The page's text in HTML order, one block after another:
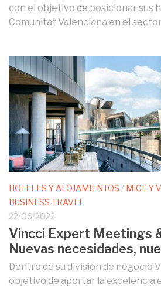
con el objetivo de posicionar sus
Comunitat Valenciana en el
HOTELES Y ALOJAMIENTOS / MICE Y
BUSINESS TRAVEL
22/06/2022
Vincci Expert Meetings
Nuevas necesidades,
Dentro de su división de negocio
objetivo de aportar la excelencia